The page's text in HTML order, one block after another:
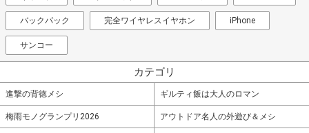
バックパック 完全ワイヤレスイヤホン iPhone
サンコー
カテゴリ
進撃の背徳メシ ギルティ飯は大人のロマン
梅雨モノグランプリ2026 アウトドア名人の外遊び＆メシ